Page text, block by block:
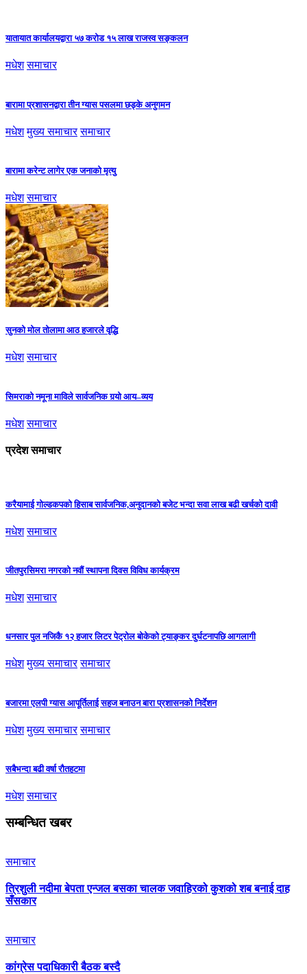
यातायात कार्यालयद्वारा ५७ करोड १५ लाख राजस्व सङ्कलन
मधेश समाचार
बारामा प्रशासनद्वारा तीन ग्यास पसलमा छड्के अनुगमन
मधेश मुख्य समाचार समाचार
बारामा करेन्ट लागेर एक जनाको मृत्यु
मधेश समाचार
सुनको मोल तोलामा आठ हजारले वृद्धि
मधेश समाचार
सिमराको नमूना माविले सार्वजनिक गर्‍यो आय–व्यय
मधेश समाचार
प्रदेश समाचार
करैयामाई गोल्डकपको हिसाब सार्वजनिक,अनुदानको बजेट भन्दा सवा लाख बढी खर्चको दावी
मधेश समाचार
जीतपुरसिमरा नगरको नवौं स्थापना दिवस विविध कार्यक्रम
मधेश समाचार
धनसार पुल नजिकै १२ हजार लिटर पेट्रोल बोकेको ट्याङ्कर दुर्घटनापछि आगलागी
मधेश मुख्य समाचार समाचार
बजारमा एलपी ग्यास आपूर्तिलाई सहज बनाउन बारा प्रशासनको निर्देशन
मधेश मुख्य समाचार समाचार
सबैभन्दा बढी वर्षा रौतहटमा
मधेश समाचार
सम्बन्धित खबर
समाचार
त्रिशुली नदीमा बेपता एन्जल बसका चालक जवाहिरको कुशको शब बनाई दाह
सँसकार
समाचार
कांग्रेस पदाधिकारी बैठक बस्दै